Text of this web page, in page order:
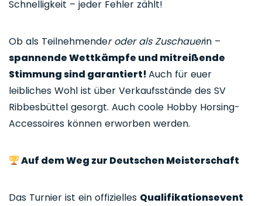
Schnelligkeit – jeder Fehler zählt!
Ob als Teilnehmender oder als Zuschauerin –
spannende Wettkämpfe und mitreißende
Stimmung sind garantiert!Auch für euer
leibliches Wohl ist über Verkaufsstände des SV
Ribbesbüttel gesorgt. Auch coole Hobby Horsing-
Accessoires können erworben werden.
Auf dem Weg zur Deutschen Meisterschaft
Das Turnier ist ein offizielles Qualifikationsevent